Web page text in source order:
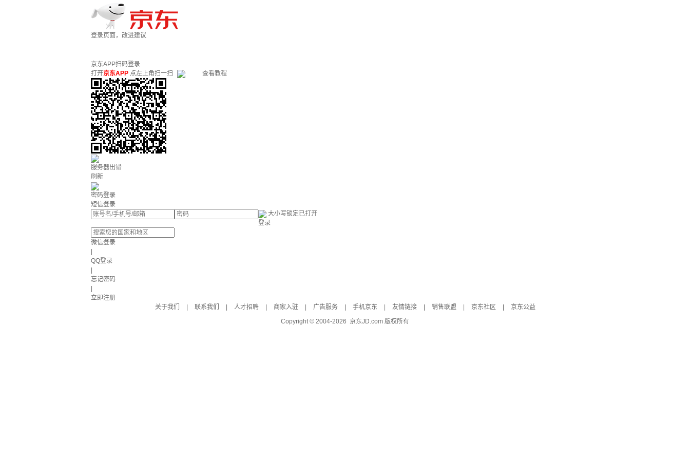
登录页面，改进建议
京东APP扫码登录
打开京东APP 点左上角扫一扫 查看教程
服务器出错
刷新
密码登录
短信登录
大小写锁定已打开
登录
微信登录
QQ登录
忘记密码
立即注册
关于我们
联系我们 人才招聘 商家入驻 广告服务 手机京东 友情链接 销售联盟 京东社区
京东公益
Copyright © 2004-2026 京东JD.com 版权所有